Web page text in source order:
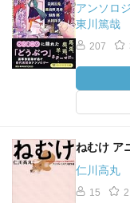
アンソロ
東川篤哉
207
ねむけ ア
仁川高丸
15